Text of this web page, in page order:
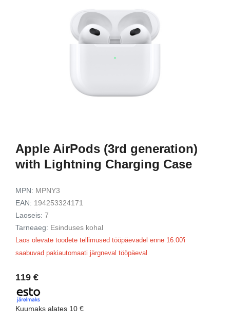
Apple AirPods (3rd generation)
with Lightning Charging Case
MPN: MPNY3
EAN: 194253324171
Laoseis: 7
Tarneaeg: Esinduses kohal
Laos olevate toodete tellimused tööpäevadel enne 16.00'i
saabuvad pakiautomaati järgneval tööpäeval
119 €
Kuumaks alates 10 €
Apple iPhone 17 256GB